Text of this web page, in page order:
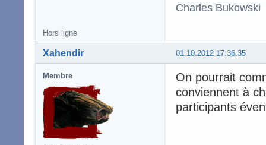
Charles Bukowski
Hors ligne
01.10.2012 17:36:35
Xahendir
Membre
On pourrait
conviennent à
participants